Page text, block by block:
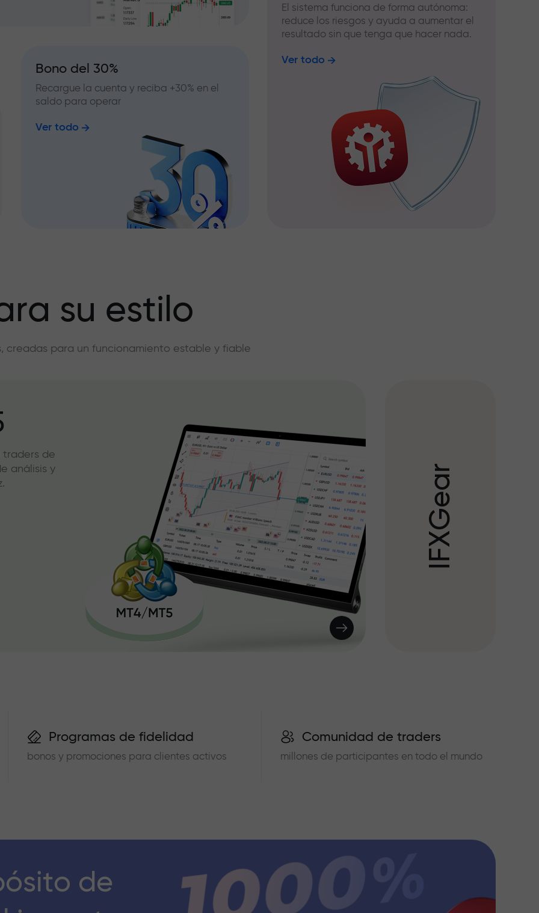
Bono del 30%
Recargue la cuenta y reciba +30% en el
saldo para operar
Ver todo
El sistema funciona de forma autónoma:
reduce los riesgos y ayuda a aumentar el
resultado sin que tenga que hacer nada.
Ver todo
su estilo
creadas para un funcionamiento estable y fiable
traders de
análisis y
I
F
X
G
e
a
r
Programas de fidelidad
bonos y promociones para clientes activos
Comunidad de traders
millones de participantes en todo el mundo
de